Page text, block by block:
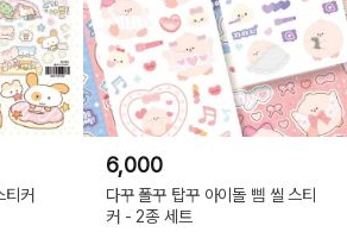
티커
6,000
다꾸 폴꾸 탑꾸 아이돌 삠 씰 스티
커 - 2종 세트